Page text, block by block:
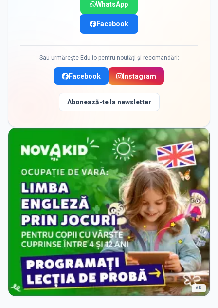
WhatsApp
Facebook
Sau urmărește Edulio pentru noutăți și recomandări:
Facebook Instagram
Abonează-te la newsletter
AD